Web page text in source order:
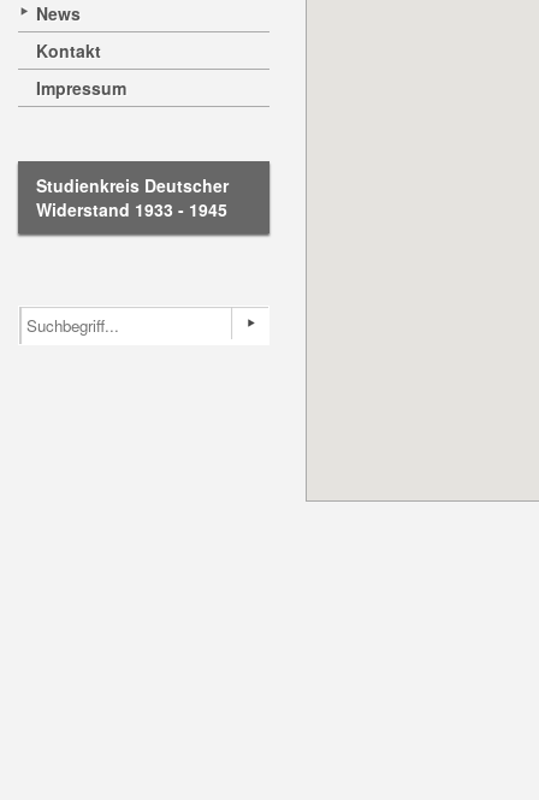
News
Kontakt
Impressum
Studienkreis Deutscher
Widerstand 1933 - 1945